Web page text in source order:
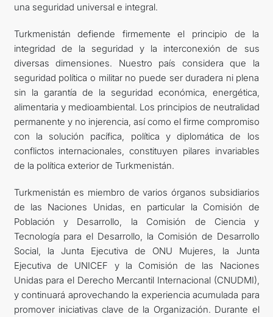
una seguridad universal e integral.
Turkmenistán defiende firmemente el principio de la
integridad de la seguridad y la interconexión de sus
diversas dimensiones. Nuestro país considera que la
seguridad política o militar no puede ser duradera ni plena
sin la garantía de la seguridad económica, energética,
alimentaria y medioambiental. Los principios de neutralidad
permanente y no injerencia, así como el firme compromiso
con la solución pacífica, política y diplomática de los
conflictos internacionales, constituyen pilares invariables
de la política exterior de Turkmenistán.
Turkmenistán es miembro de varios órganos subsidiarios
de las Naciones Unidas, en particular la Comisión de
Población y Desarrollo, la Comisión de Ciencia y
Tecnología para el Desarrollo, la Comisión de Desarrollo
Social, la Junta Ejecutiva de ONU Mujeres, la Junta
Ejecutiva de UNICEF y la Comisión de las Naciones
Unidas para el Derecho Mercantil Internacional (CNUDMI),
y continuará aprovechando la experiencia acumulada para
promover iniciativas clave de la Organización. Durante el